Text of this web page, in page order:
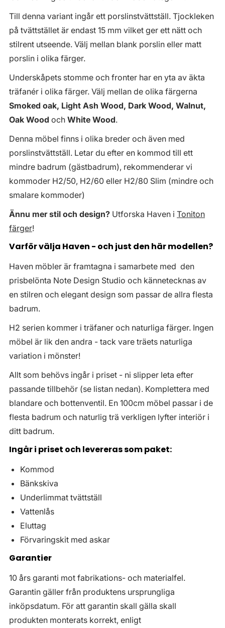
Till denna variant ingår ett porslinstvättställ. Tjockleken
på tvättstället är endast 15 mm vilket ger ett nätt och
stilrent utseende. Välj mellan blank porslin eller matt
porslin i olika färger.
Underskåpets stomme och fronter har en yta av äkta
träfanér i olika färger. Välj mellan de olika färgerna
Smoked oak, Light Ash Wood, Dark Wood, Walnut,
Oak Wood och White Wood.
Denna möbel finns i olika breder och även med
porslinstvättställ. Letar du efter en kommod till ett
mindre badrum (gästbadrum), rekommenderar vi
kommoder H2/50, H2/60 eller H2/80 Slim (mindre och
smalare kommoder)
Ännu mer stil och design? Utforska Haven i Toniton
färger!
Varför välja Haven - och just den här modellen?
Haven möbler är framtagna i samarbete med den
prisbelönta Note Design Studio och kännetecknas av
en stilren och elegant design som passar de allra flesta
badrum.
H2 serien kommer i träfaner och naturliga färger. Ingen
möbel är lik den andra - tack vare träets naturliga
variation i mönster!
Allt som behövs ingår i priset - ni slipper leta efter
passande tillbehör (se listan nedan). Komplettera med
blandare och bottenventil. En 100cm möbel passar i de
flesta badrum och naturlig trä verkligen lyfter interiör i
ditt badrum.
Ingår i priset och levereras som paket:
Kommod
Bänkskiva
Underlimmat tvättställ
Vattenlås
Eluttag
Förvaringskit med askar
Garantier
10 års garanti mot fabrikations- och materialfel.
Garantin gäller från produktens ursprungliga
inköpsdatum. För att garantin skall gälla skall
produkten monterats korrekt, enligt